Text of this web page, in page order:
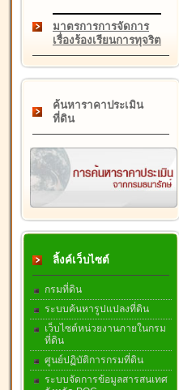
มาตรการการจัดการ
เรื่องร้องเรียนการทุจริต
ค้นหาราคาประเมิน
ที่ดิน
ลิ้งค์เว็บไซต์
กรมที่ดิน
ระบบค้นหารูปแปลงที่ดิน
เว็บไซต์หน่วยงานภายในกรม
ที่ดิน
ศูนย์ปฏิบัติการกรมที่ดิน
ระบบจัดการข้อมูลสารสนเทศ